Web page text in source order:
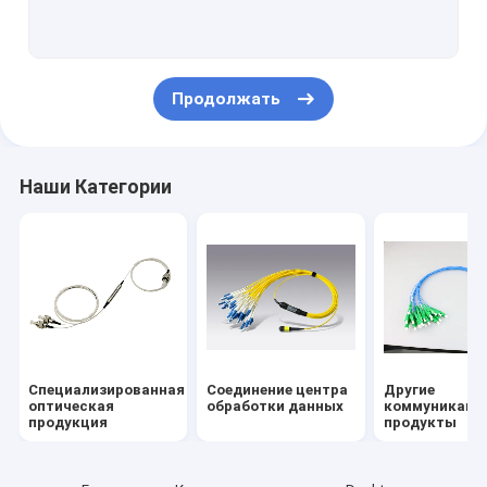
Продолжать
Наши Категории
Специализированная
оптическая
продукция
Соединение центра
обработки данных
Другие
продукты